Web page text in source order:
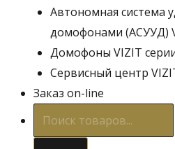
Автономная система
домофонами (АСУУД)
Домофоны VIZIT
Сервисный центр
Заказ on-line
Поиск
товаров